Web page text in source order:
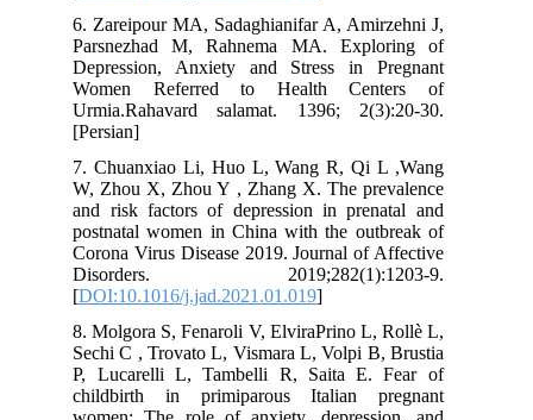
6. Zareipour MA, Sadaghianifar A, Amirzehni J,
Parsnezhad M, Rahnema MA. Exploring of
Depression, Anxiety and Stress in Pregnant
Women Referred to Health Centers of
Urmia.Rahavard salamat. 1396; 2(3):20-30.
[Persian]
7. Chuanxiao Li, Huo L, Wang R, Qi L ,Wang
W, Zhou X, Zhou Y , Zhang X. The prevalence
and risk factors of depression in prenatal and
postnatal women in China with the outbreak of
Corona Virus Disease 2019. Journal of Affective
Disorders. 2019;282(1):1203-9.
[DOI:10.1016/j.jad.2021.01.019
8. Molgora S, Fenaroli V, ElviraPrino L, Rollè L,
Sechi C , Trovato L, Vismara L, Volpi B, Brustia
P, Lucarelli L, Tambelli R, Saita E. Fear of
childbirth in primiparous Italian pregnant